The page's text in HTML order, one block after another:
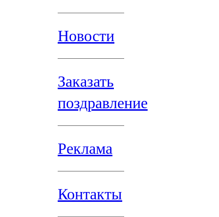
Новости
Заказать
поздравление
Реклама
Контакты